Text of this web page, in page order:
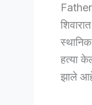
हत्या
झाले